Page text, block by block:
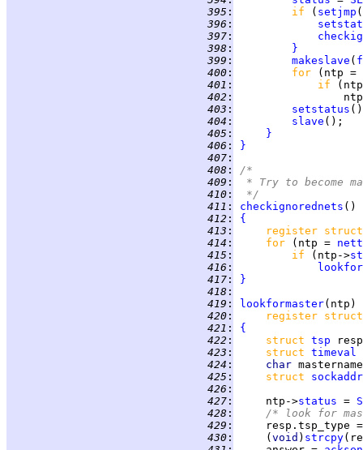
395 : if ( setjmp (
396 :
397 :
398 :
}
399 : makeslave (
400 : for
(ntp =
401 : if
402 :
403 :
setstatus
404 : slave
405 :
}
406 :
}
407 :
408 :
/*
409 :
* Try to become
410 :
*/
411 : checkignorednets
412 :
{
413 :
register
414 : for (ntp =
415 : if (ntp->
416 :
417 :
}
418 :
419 : lookformaster
420 :
register
421 :
{
422 : struct tsp
423 : struct timeval
424 : char
425 : struct
426 :
427 :
     ntp->
status =
428 :
/* look for
429 :
resp.tsp_type
430 :
     (
void ) strcpy